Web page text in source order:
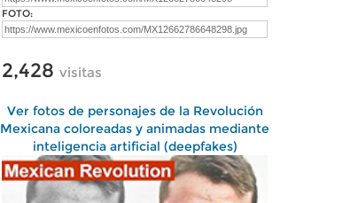
FOTO:
2,428 visitas
Ver fotos de personajes de la Revolución
Mexicana coloreadas y animadas mediante
inteligencia artificial (deepfakes)